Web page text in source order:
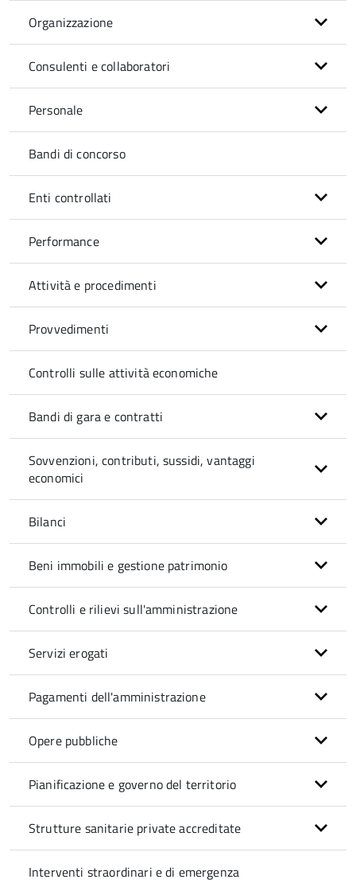
Organizzazione
Consulenti e collaboratori
Personale
Bandi di concorso
Enti controllati
Performance
Attività e procedimenti
Provvedimenti
Controlli sulle attività economiche
Bandi di gara e contratti
Sovvenzioni, contributi, sussidi, vantaggi
economici
Bilanci
Beni immobili e gestione patrimonio
Controlli e rilievi sull'amministrazione
Servizi erogati
Pagamenti dell'amministrazione
Opere pubbliche
Pianificazione e governo del territorio
Strutture sanitarie private accreditate
Interventi straordinari e di emergenza